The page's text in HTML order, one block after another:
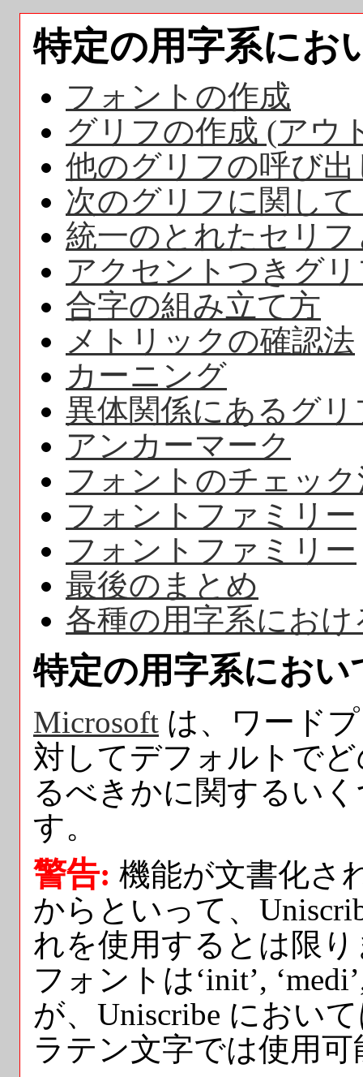
特定の用字系にお
フォントの作成
グリフの作成 (アウ
他のグリフの呼び出
次のグリフに関し
統一のとれたセリ
アクセントつきグ
合字の組み立て方
メトリックの確認法
カーニング
異体関係にあるグリ
アンカーマーク
フォントのチェッ
フォントファミリー
フォントファミリー
最後のまとめ
各種の用字系におけ
特定の用字系にお
Microsoft は、ワード
対してデフォルトでど
るべきかに関するい
す。
警告: 機能が文書化さ
からといって、
れを使用するとは限
フォントは‘init’,
が、Uniscribe におい
ラテン文字では使用